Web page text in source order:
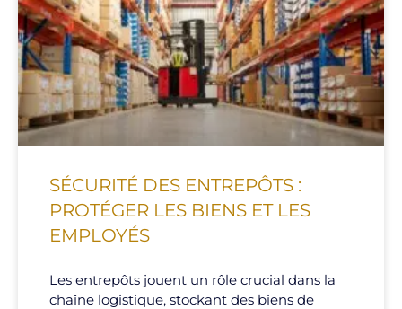
SÉCURITÉ DES ENTREPÔTS :
PROTÉGER LES BIENS ET LES
EMPLOYÉS
Les entrepôts jouent un rôle crucial dans la
chaîne logistique, stockant des biens de